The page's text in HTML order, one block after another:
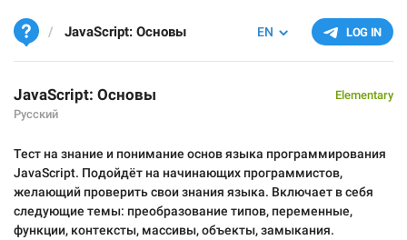
LOG IN
EN
JavaScript: Основы
JavaScript: Основы
Русский
Elementary
Тест на знание и понимание основ языка программирования
JavaScript. Подойдёт на начинающих программистов,
желающий проверить свои знания языка. Включает в себя
следующие темы: преобразование типов, переменные,
функции, контексты, массивы, объекты, замыкания.